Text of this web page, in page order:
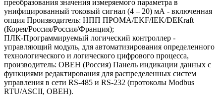
преобразования значения измеряемого параметра в
унифицированный токовый сигнал (4 – 20) мА - включенная
опция Производитель: НПП ПРОМА/EKF/IEK/DEKraft
(Корея/Россия/Россия/Франция);
ПЛК-Программируемый логический контроллер -
управляющий модуль, для автоматизирования определенного
технологического и логического цифрового процесса,
производитель: ОВЕН (Россия) Панель индикации данных с
функциями редактирования для распределенных систем
управления в сети RS-485 и RS-232 (протоколы Modbus
RTU/ASCII, ОВЕН).